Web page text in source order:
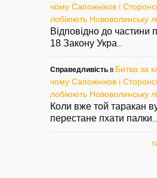
чому Сапожніков і
лобіюють Нововолинську
Відповідно до частини
18 Закону Укра
Справедливість в Битва за
чому Сапожніков і
лобіюють Нововолинську
Коли вже той таракан
перестане пхати палки